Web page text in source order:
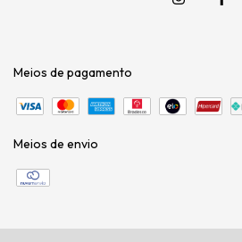
Meios de pagamento
Meios de envio